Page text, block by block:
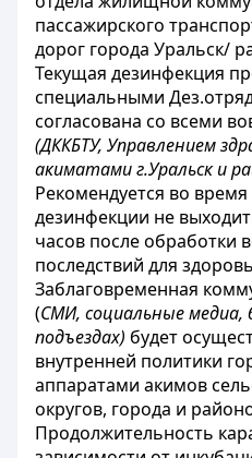
пассажирского
дорог города Уральск/
Текущая дезинфекция
специальными
согласована со всеми
(ДККБТУ, Управлением
акиматами г.Уральск и
Рекомендуется во
дезинфекции не
часов после обработки
последствий для
Заблаговременная
(СМИ, социальные медиа,
подъездах) будет
внутренней политики
аппаратами акимов
округов, города и
Продолжительность